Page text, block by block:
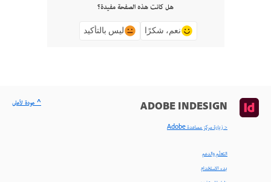
هل كانت هذه الصفحة مفيدة؟
نعم، شكرًا ليس بالتأكيد
ADOBE INDESIGN
< زيارة مركز مساعدة Adobe
التعلّم والدعم
بدء الاستخدام
^ عودة لأعلى